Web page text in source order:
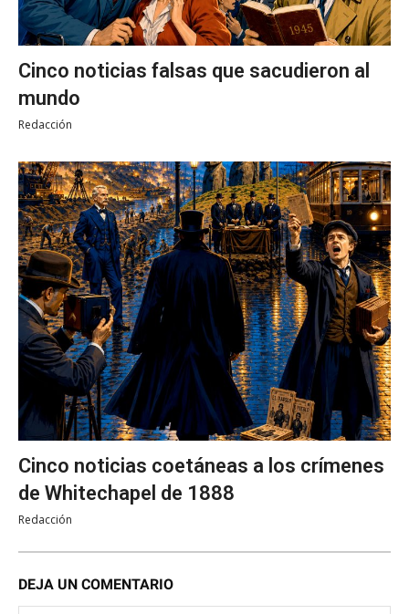
Cinco noticias falsas que sacudieron al
mundo
Redacción
Cinco noticias coetáneas a los crímenes
de Whitechapel de 1888
Redacción
DEJA UN COMENTARIO